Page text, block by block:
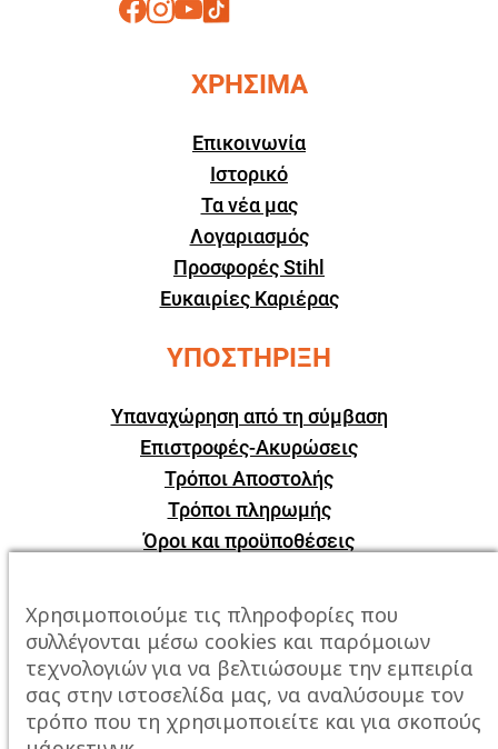
ΧΡΗΣΙΜΑ
Επικοινωνία
Ιστορικό
Τα νέα μας
Λογαριασμός
Προσφορές Stihl
Ευκαιρίες Καριέρας
ΥΠΟΣΤΗΡΙΞΗ
Υπαναχώρηση από τη σύμβαση
Επιστροφές-Ακυρώσεις
Τρόποι Αποστολής
Τρόποι πληρωμής
Όροι και προϋποθέσεις
ΕΠΙΚΟΙΝΩΝΙΑ
Πόλη: Καβάλα, Σταυρός Αμυγδαλεώνα
Τηλέφωνο:2510247678
Χρησιμοποιούμε τις πληροφορίες που
συλλέγονται μέσω cookies και παρόμοιων
τεχνολογιών για να βελτιώσουμε την εμπειρία
σας στην ιστοσελίδα μας, να αναλύσουμε τον
τρόπο που τη χρησιμοποιείτε και για σκοπούς